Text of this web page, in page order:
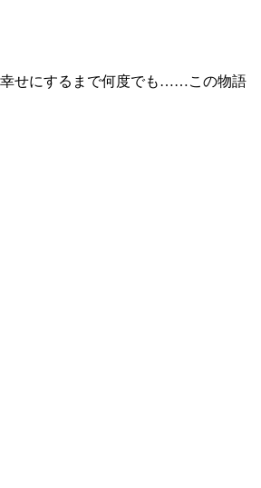
せにするまで何度でも……この物語